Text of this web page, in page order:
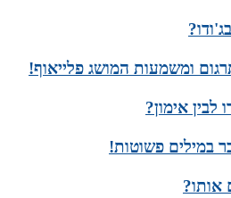
ומשמעות המושג פלייאוף!
לבין אימון?
במילים פשוטות!
אותו?